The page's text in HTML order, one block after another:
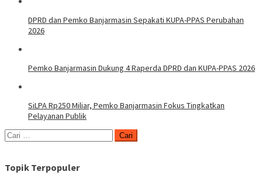
DPRD dan Pemko Banjarmasin Sepakati KUPA-PPAS Perubahan
2026
Pemko Banjarmasin Dukung 4 Raperda DPRD dan KUPA-PPAS 2026
SiLPA Rp250 Miliar, Pemko Banjarmasin Fokus Tingkatkan
Pelayanan Publik
Cari
untuk:
Topik Terpopuler